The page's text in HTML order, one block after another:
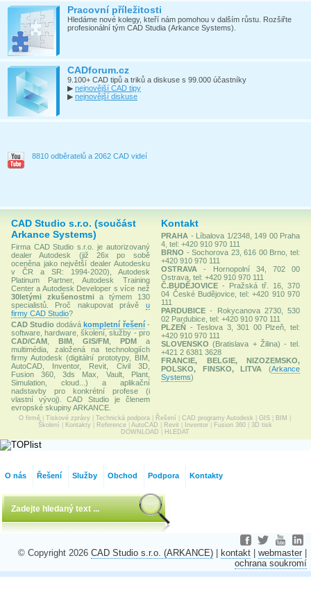
Pracovní příležitosti
Hledáme nové kolegy, kteří nám pomohou v dalším růstu. Rozšiřte
profesionální tým CAD Studia (Arkance Systems).
CADforum.cz
9.100+ CAD tipů a triků a diskuse s 99.000 účastníky
▶ nejnovější CAD tipy
▶ nejnovější diskuse
8810 odběratelů a 2062 CAD videí
CAD Studio s.r.o. (součást
Arkance Systems)
Firma CAD Studio s.r.o. je autorizovaný
dealer Autodesk (již 26x po sobě
oceněna jako největší dealer Autodesku
v ČR a SR: 1994-2020), Autodesk
Platinum Partner, Autodesk Training
Center a Autodesk Developer s více než
30letými zkušenostmia týmem 130
specialistů. Proč nakupovat právě u
firmy CAD Studio?
CAD Studio dodává kompletní řešení-
software, hardware, školení, služby - pro
CAD/CAM
BIM ,GIS/FM PDM
a
multimédia, založená na technologiích
firmy Autodesk (digitální prototypy, BIM,
AutoCAD, Inventor, Revit, Civil 3D,
Fusion 360, 3ds Max, Vault, Plant,
Simulation, cloud...) a aplikační
nadstavby pro konkrétní profese (i
vlastní vývoj). CAD Studio je členem
evropské skupiny ARKANCE.
Kontakt
PRAHA - Líbalova 1/2348, 149 00 Praha
4, tel: +420 910 970 111
BRNO - Sochorova 23, 616 00 Brno, tel:
+420 910 970 111
OSTRAVA
- Hornopolní 34, 702 00
Ostrava, tel: +420 910 970 111
Č.BUDĚJOVICE - Pražská tř. 16, 370
04 České Budějovice, tel: +420 910 970
111
PARDUBICE - Rokycanova 2730, 530
02 Pardubice, tel: +420 910 970 111
PLZEŇ
- Teslova 3, 301 00 Plzeň, tel:
+420 910 970 111
SLOVENSKO (Bratislava + Žilina) - tel.
+421 2 6381 3628
FRANCIE, BELGIE, NIZOZEMSKO,
POLSKO, FINSKO, LITVA
(Arkance
Systems)
O firmě Tiskové zprávy Technická podpora Řešení CAD programy Autodesk GIS BIM
Školení
Kontakty Reference| AutoCAD Revit Inventor| Fusion 360| 3D tisk
DOWNLOAD
HLEDAT
O nás Řešení Služby Obchod Podpora Kontakty
© Copyright 2026 CAD Studio s.r.o. (ARKANCE) kontakt webmaster
ochrana soukromí